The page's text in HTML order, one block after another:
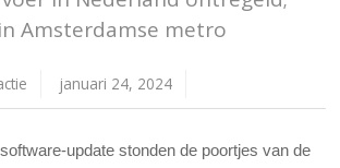
Amsterdamse metro
januari 24, 2024
update stonden de poortjes van de